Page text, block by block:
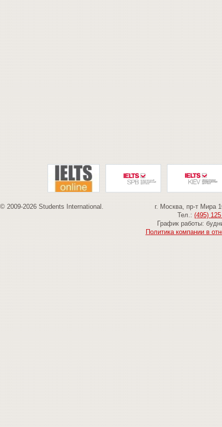
© 2009-2026 Students International.
г. Москва, пр-т Мира
Тел.: (495)
График работы:
Политика компании в